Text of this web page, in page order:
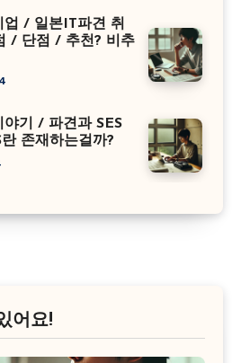
/ 일본IT파견 취
/ 단점 / 추천? 비추
기 / 파견과 SES
존재하는걸까?
어요!